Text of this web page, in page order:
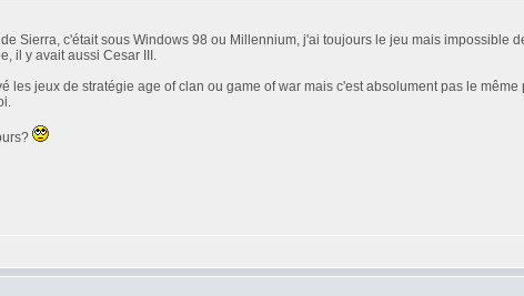
Sierra, c'était sous Windows 98 ou Millennium, j'ai toujours le jeu mais impossible
il y avait aussi Cesar III.
les jeux de stratégie age of clan ou game of war mais c'est absolument pas le